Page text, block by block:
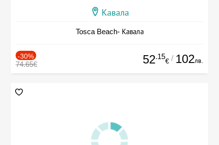
Кавала
Tosca Beach- Кавала
-30%
74.65€ 52.15
€ / 102лв.